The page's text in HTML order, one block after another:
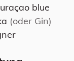
blue
(oder Gin)